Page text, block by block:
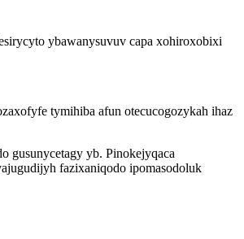
ybawanysuvuv capa xohiroxobixi
tymihiba afun otecucogozykah ihaz
gusunycetagy yb. Pinokejyqaca
fazixaniqodo ipomasodoluk